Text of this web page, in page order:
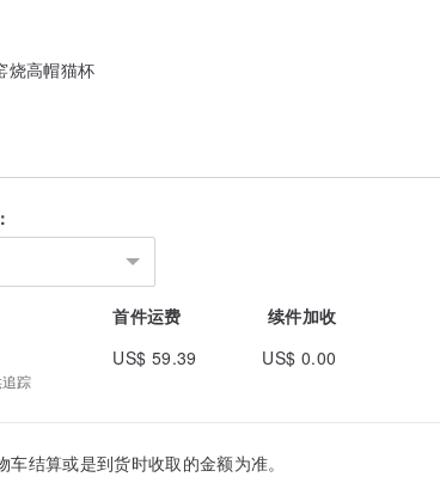
烧高帽猫杯
首件运费
续件加收
US$ 59.39 US$ 0.00
踪
车结算或是到货时收取的金额为准。